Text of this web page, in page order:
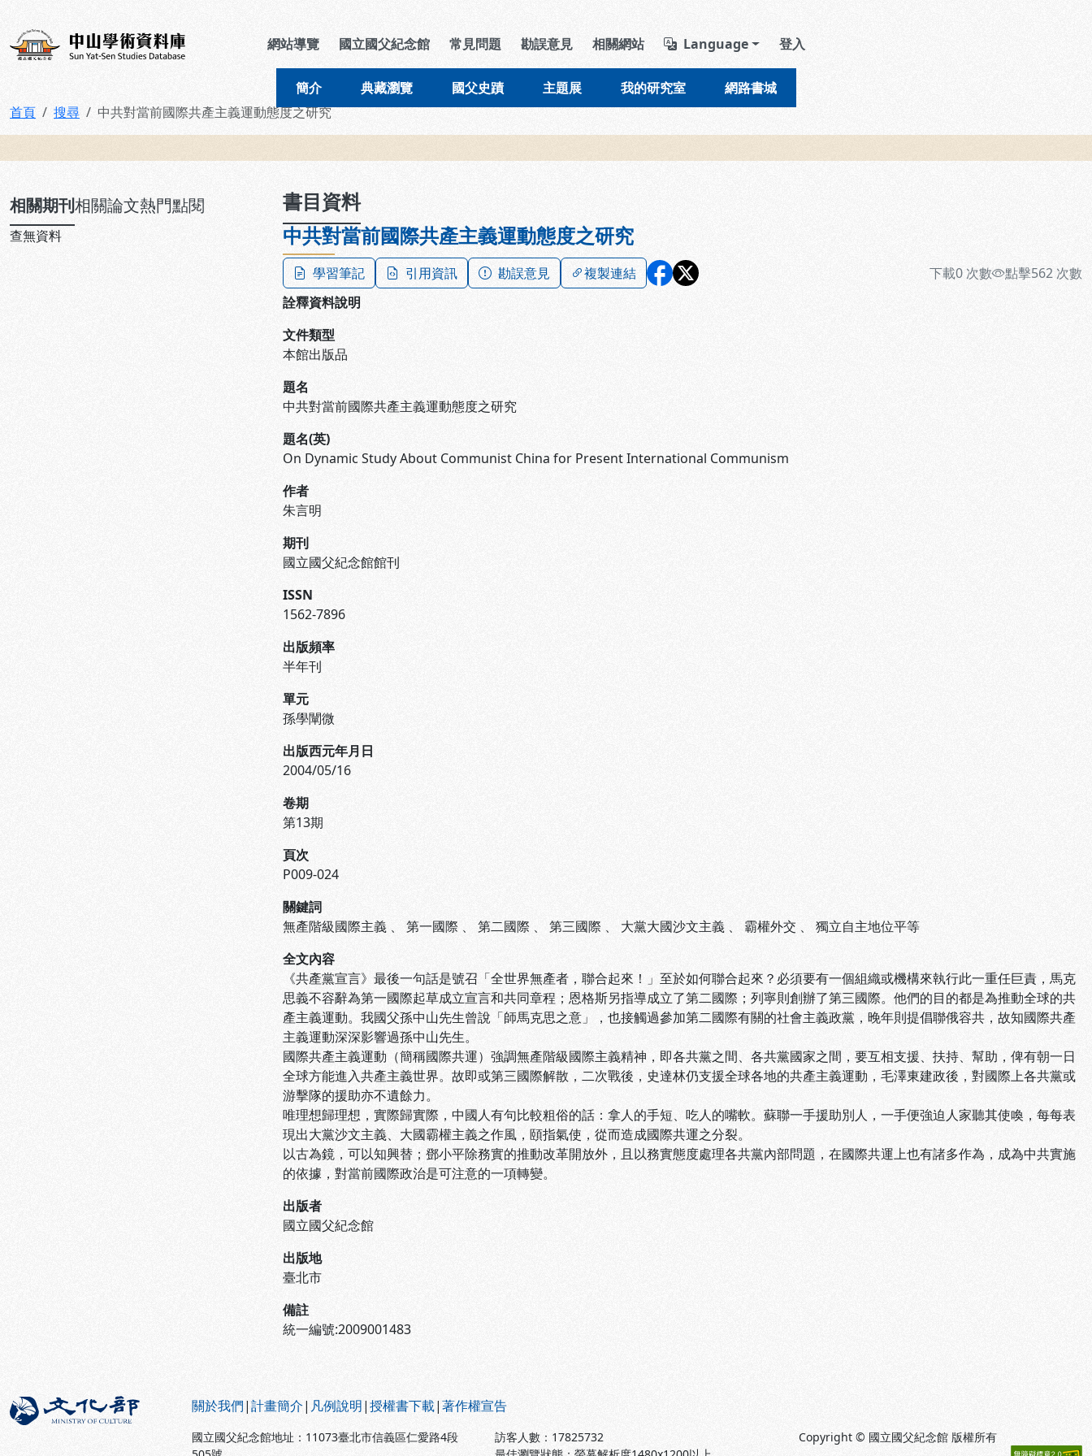
中山學術資料庫 導覽列區塊
網站導覽 國立國父紀念館 常見問題 勘誤意見 相關網站 Language 登入
簡介 典藏瀏覽 國父史蹟 主題展 我的研究室 網路書城
首頁 搜尋 中共對當前國際共產主義運動態度之研究
相關期刊相關論文熱門點閱
查無資料
書目資料
中共對當前國際共產主義運動態度之研究
學習筆記 引用資訊 勘誤意見 複製連結 下載0 次數 點擊562 次數
詮釋資料說明
文件類型
本館出版品
題名
中共對當前國際共產主義運動態度之研究
題名(英)
On Dynamic Study About Communist China for Present International Communism
作者
朱言明
期刊
國立國父紀念館館刊
ISSN
1562-7896
出版頻率
半年刊
單元
孫學闡微
出版西元年月日
2004/05/16
卷期
第13期
頁次
P009-024
關鍵詞
無產階級國際主義 、 第一國際 、 第二國際 、 第三國際 、 大黨大國沙文主義 、 霸權外交 、 獨立自主地位平等
全文內容
《共產黨宣言》最後一句話是號召「全世界無產者，聯合起來！」至於如何聯合起來？必須要有一個組織或機構來執行此一重任巨責，馬克
思義不容辭為第一國際起草成立宣言和共同章程；恩格斯另指導成立了第二國際；列寧則創辦了第三國際。他們的目的都是為推動全球的共
產主義運動。我國父孫中山先生曾說「師馬克思之意」，也接觸過參加第二國際有關的社會主義政黨，晚年則提倡聯俄容共，故知國際共產
主義運動深深影響過孫中山先生。
國際共產主義運動（簡稱國際共運）強調無產階級國際主義精神，即各共黨之間、各共黨國家之間，要互相支援、扶持、幫助，俾有朝一日
全球方能進入共產主義世界。故即或第三國際解散，二次戰後，史達林仍支援全球各地的共產主義運動，毛澤東建政後，對國際上各共黨或
游擊隊的援助亦不遺餘力。
唯理想歸理想，實際歸實際，中國人有句比較粗俗的話：拿人的手短、吃人的嘴軟。蘇聯一手援助別人，一手便強迫人家聽其使喚，每每表
現出大黨沙文主義、大國霸權主義之作風，頤指氣使，從而造成國際共運之分裂。
以古為鏡，可以知興替；鄧小平除務實的推動改革開放外，且以務實態度處理各共黨內部問題，在國際共運上也有諸多作為，成為中共實施
的依據，對當前國際政治是可注意的一項轉變。
出版者
國立國父紀念館
出版地
臺北市
備註
統一編號:2009001483
關於我們|計畫簡介| 凡例說明|授權書下載|著作權宣告
國立國父紀念館地址：11073臺北市信義區仁愛路4段
訪客人數： 17825732
Copyright © 國立國父紀念館 版權所有